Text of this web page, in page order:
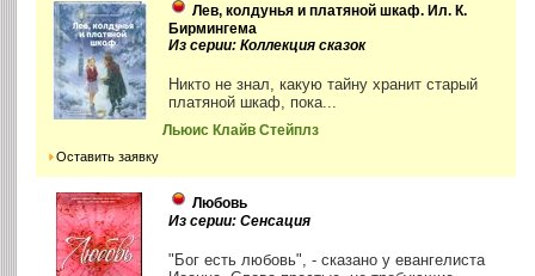
Лев, колдунья и платяной шкаф. Ил. К.
Бирмингема
Из серии: Коллекция сказок
Никто не знал, какую тайну хранит старый
платяной шкаф, пока...
Льюис Клайв Стейплз
Оставить заявку
Любовь
Из серии: Сенсация
"Бог есть любовь", - сказано у евангелиста